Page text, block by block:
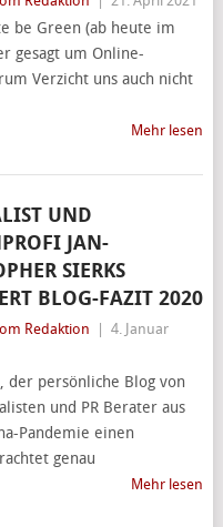
be Green (ab heute im
gesagt um Online-
Verzicht uns auch nicht
Mehr lesen
UND
JAN-
SIERKS
BLOG-FAZIT 2020
Redaktion
4. Januar
der persönliche Blog von
und PR Berater aus
Pandemie einen
genau
Mehr lesen